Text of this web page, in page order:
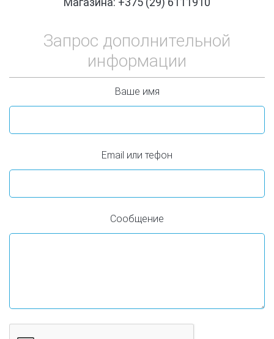
Запрос дополнительной
информации
Ваше имя
Email или тефон
Сообщение